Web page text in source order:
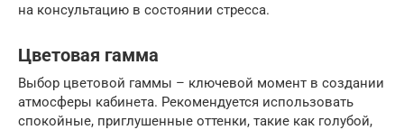
на консультацию в состоянии стресса.
Цветовая гамма
Выбор цветовой гаммы – ключевой момент в создании
атмосферы кабинета. Рекомендуется использовать
спокойные, приглушенные оттенки, такие как голубой,